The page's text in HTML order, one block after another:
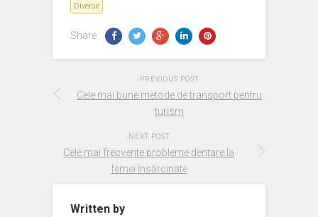
Diverse
Share:
PREVIOUS POST
Cele mai bune metode de transport pentru
turism
NEXT POST
Cele mai frecvente probleme dentare la
femei însărcinate
Written by